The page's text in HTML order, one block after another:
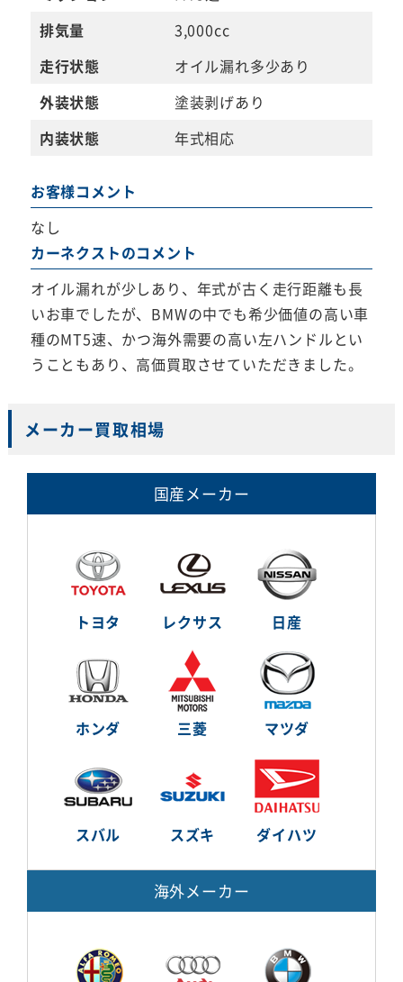
排気量
3,000cc
走行状態
オイル漏れ多少あり
外装状態
塗装剥げあり
内装状態
年式相応
お客様コメント
なし
カーネクストのコメント
オイル漏れが少しあり、年式が古く走行距離も長
いお車でしたが、BMWの中でも希少価値の高い車
種のMT5速、かつ海外需要の高い左ハンドルとい
うこともあり、高価買取させていただきました。
メーカー買取相場
国産メーカー
トヨタ レクサス 日産
ホンダ 三菱 マツダ
スバル スズキ ダイハツ
海外メーカー